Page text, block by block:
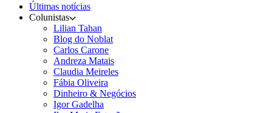
Últimas notícias
Colunistas
Lilian Tahan
Blog do Noblat
Carlos Carone
Andreza Matais
Claudia Meireles
Fábia Oliveira
Dinheiro & Negócios
Igor Gadelha